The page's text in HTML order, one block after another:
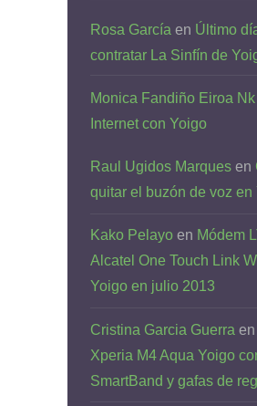
Rosa García en Último
contratar La Sinfín de
Monica Fandiño Eiroa Nk
Internet con Yoigo
Raul Ugidos Marques en
quitar el buzón de voz en
Kako Pelayo en Módem
Alcatel One Touch Link
Yoigo en julio 2013
Cristina Garcia Guerra en
Xperia M4 Aqua Yoigo
SmartBand y gafas de